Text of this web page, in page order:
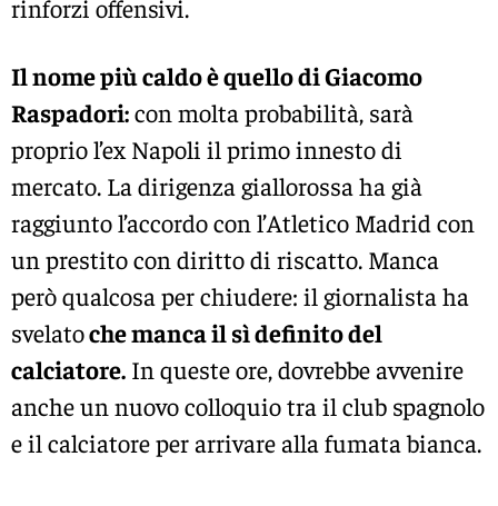
rinforzi offensivi.
Il nome più caldo è quello di Giacomo
Raspadori:con molta probabilità, sarà
proprio l’ex Napoli il primo innesto di
mercato. La dirigenza giallorossa ha già
raggiunto l’accordo con l’Atletico Madrid con
un prestito con diritto di riscatto. Manca
però qualcosa per chiudere: il giornalista ha
svelatoche manca il sì definito del
calciatore. In queste ore, dovrebbe avvenire
anche un nuovo colloquio tra il club spagnolo
e il calciatore per arrivare alla fumata bianca.